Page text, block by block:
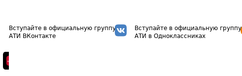
Вступайте в официальную группу
АТИ ВКонтакте
Вступайте в официальную группу
АТИ в Одноклассниках